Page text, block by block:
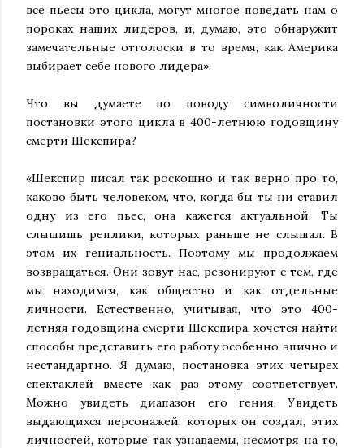
все пьесы это цикла, могут многое поведать нам о
пороках наших лидеров, и, думаю, это обнаружит
замечательные отголоски в то время, как Америка
выбирает себе нового лидера».
Что вы думаете по поводу символичности
постановки этого цикла в 400-летнюю годовщину
смерти Шекспира?
«Шекспир писал так роскошно и так верно про то,
каково быть человеком, что, когда бы ты ни ставил
одну из его пьес, она кажется актуальной. Ты
слышишь реплики, которых раньше не слышал. В
этом их гениальность. Поэтому мы продолжаем
возвращаться. Они зовут нас, резонируют с тем, где
мы находимся, как общество и как отдельные
личности. Естественно, учитывая, что это 400-
летняя годовщина смерти Шекспира, хочется найти
способы представить его работу особенно эпично и
нестандартно. Я думаю, постановка этих четырех
спектаклей вместе как раз этому соответствует.
Можно увидеть диапазон его гения. Увидеть
выдающихся персонажей, которых он создал, этих
личностей, которые так узнаваемы, несмотря на то,